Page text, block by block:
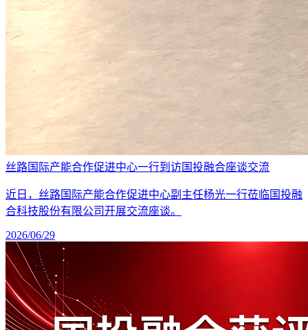
丝路国际产能合作促进中心一行到访国投融合座谈交流
近日，丝路国际产能合作促进中心副主任杨光一行莅临国投融
合科技股份有限公司开展交流座谈。
2026/06/29